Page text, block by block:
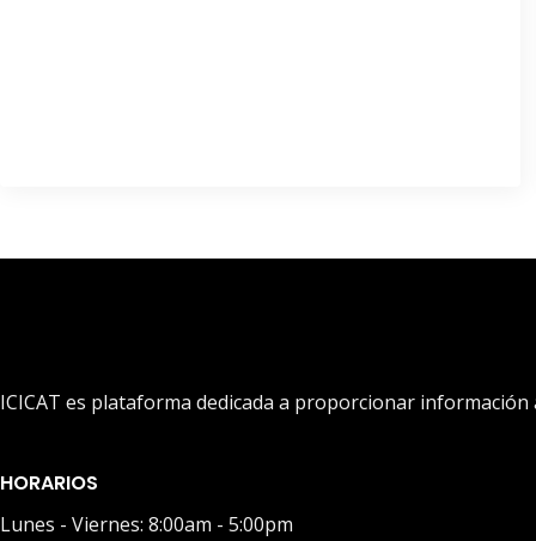
ICICAT es plataforma dedicada a proporcionar
HORARIOS
Lunes - Viernes: 8:00am - 5:00pm